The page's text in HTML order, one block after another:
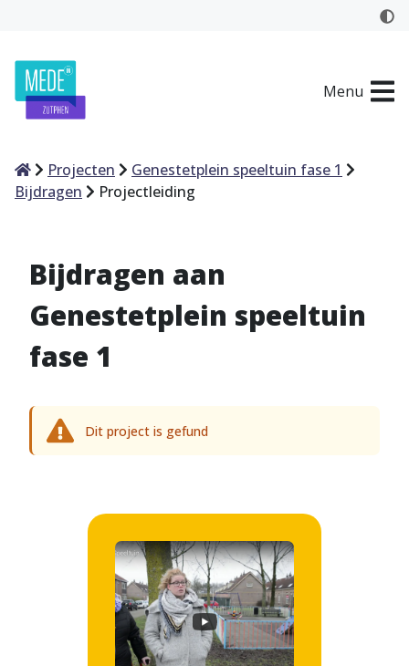
Menu
HomeProjecten
Genestetplein speeltuin fase 1
Bijdragen
Projectleiding
Bijdragen aan
Genestetplein speeltuin
fase 1
Dit project is gefund